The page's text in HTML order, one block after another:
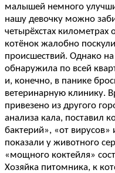
малышей немного
нашу девочку можно
четырёхстах километрах
котёнок жалобно
происшествий. Однако
обнаружила по всей
и, конечно, в панике
ветеринарную клинику.
привезено из другого
анализа кала, поставил
бактерий», «от
показали у животного
«мощного коктейля»
Хозяйка питомника, к